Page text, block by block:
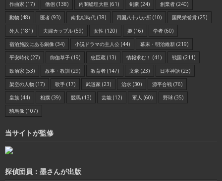
作曲家 (17) 僧侶 (138) 内閣総理大臣 (61) 剣豪 (24) 創業者 (240)
動物 (48) 医者 (93) 南北朝時代 (38) 四国八十八か所 (10) 国民栄誉賞 (25)
外人 (181) 夫婦カップル (59) 女性 (120) 姫 (16) 学者 (60)
宿泊施設にある銅像 (34) 小説ドラマの主人公 (44) 幕末・明治維新 (219)
平安時代 (27) 御伽草子 (19) 忠臣蔵 (13) 情報求む！ (41) 戦国 (211)
政治家 (53) 故事・教訓 (29) 教育者 (147) 文豪 (23) 日本神話 (23)
架空の人物 (17) 歌手 (17) 武道家 (23) 治水 (30) 源平合戦 (76)
皇族 (44) 相撲 (39) 競馬 (13) 芸能 (12) 軍人 (60) 野球 (35)
騎馬像 (107)
当サイトが監修
探偵団員：墨さんが出版